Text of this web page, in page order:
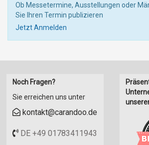
Ob Messetermine, Ausstellungen oder
Sie Ihren Termin publizieren
Jetzt Anmelden
Noch Fragen?
Sie erreichen uns unter
kontakt@carandoo.de
DE +49 01783411943